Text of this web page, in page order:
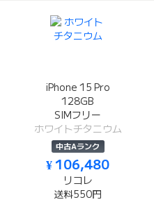
iPhone 15 Pro
128GB
SIMフリー
ホワイトチタニウム
中古Aランク
¥ 106,480
リコレ
送料550円